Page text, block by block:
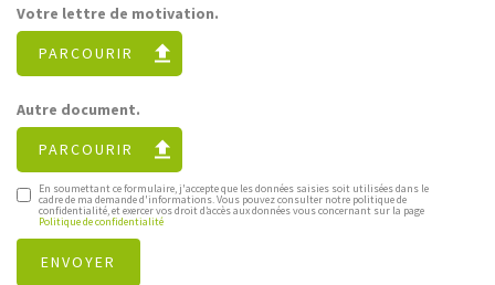
Votre lettre de motivation.
PARCOURIR
Autre document.
PARCOURIR
En soumettant ce formulaire, j'accepte que les données saisies soit utilisées dans le
cadre de ma demande d'informations. Vous pouvez consulter notre politique de
confidentialité, et exercer vos droit d’accès aux données vous concernant sur la page
Politique de confidentialité